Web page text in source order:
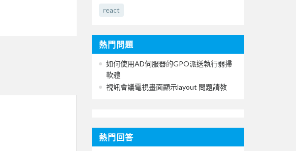
react
熱門問題
如何使用AD伺服器的GPO派送執行弱掃
軟體
視訊會議電視畫面顯示layout 問題請教
熱門回答